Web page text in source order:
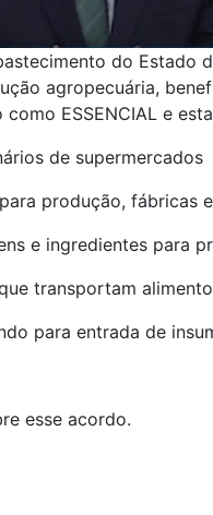
do Estado
agropecuária,
ESSENCIAL e
de supermercados
produção, fábricas
e ingredientes para
transportam
para entrada de
esse acordo.